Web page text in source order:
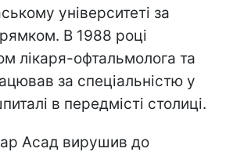
університеті за
В 1988 році
лікаря-офтальмолога та
за спеціальністю у
в передмісті столиці.
Асад вирушив до